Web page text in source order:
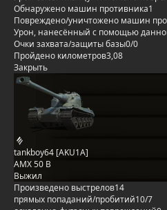
Обнаружено машин противника1
Повреждено/уничтожено машин
Урон, нанесённый с помощью
Очки захвата/защиты базы0/0
Пройдено километров3,08
Закрыть
tankboy64 [AKU1A]
AMX 50 B
Выжил
Произведено выстрелов14
прямых попаданий/пробитий10/7